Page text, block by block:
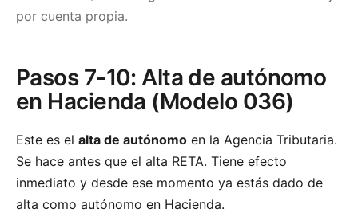
por cuenta propia.
Pasos 7-10: Alta de autónomo
en Hacienda (Modelo 036)
Este es el alta de autónomo en la Agencia Tributaria.
Se hace antes que el alta RETA. Tiene efecto
inmediato y desde ese momento ya estás dado de
alta como autónomo en Hacienda.